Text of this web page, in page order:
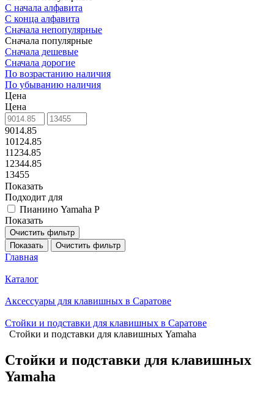
С начала алфавита
С конца алфавита
Сначала непопулярные
Сначала популярные
Сначала дешевые
Сначала дорогие
По возрастанию наличия
По убыванию наличия
Цена
Цена
9014.85
10124.85
11234.85
12344.85
13455
Показать
Подходит для
Пианино Yamaha P
Показать
Очистить фильтр
Показать
Очистить фильтр
Главная
Каталог
Аксессуары для клавишных в Саратове
Стойки и подставки для клавишных в Саратове
Стойки и подставки для клавишных Yamaha
Стойки и подставки для клавишных
Yamaha